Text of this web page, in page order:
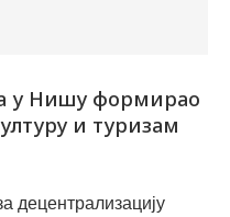
у Нишу формирао
и туризам
децентрализацију